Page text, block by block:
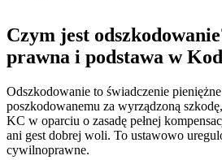
Z jakich źródeł można uzyskać
ścieżek
Ile wynosi odszkodowanie w 2026
Odszkodowanie vs zadośćuczynienie
ubezpieczeniowe — kluczowe różnice
Najczęstsze błędy przy dochodzeniu
unikać
Jak uzyskać odszkodowanie?
Czym jest
prawna i podstawa w
Odszkodowanie to świadczenie
poszkodowanemu za wyrządzoną
KC w oparciu o zasadę pełnej
ani gest dobrej woli. To ustawowo
cywilnoprawne.